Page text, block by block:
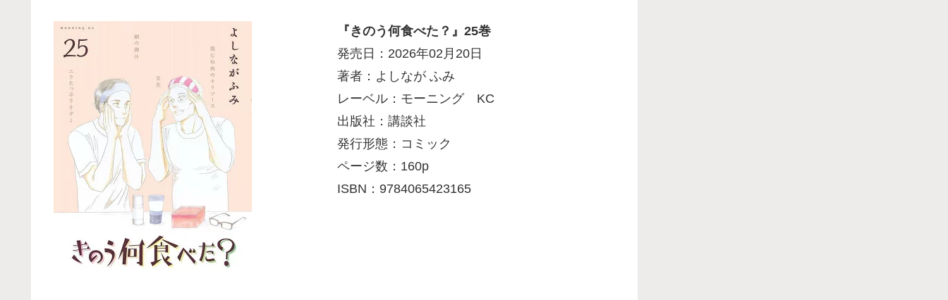
『きのう何食べた？』25巻
発売日：2026年02月20日
著者：よしなが ふみ
レーベル：モーニング KC
出版社：講談社
発行形態：コミック
ページ数：160p
ISBN：9784065423165